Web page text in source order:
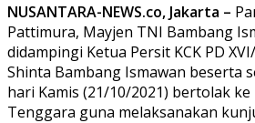
NUSANTARA-NEWS.co, Jakarta –
Pattimura, Mayjen TNI Bambang
didampingi Ketua Persit KCK PD
Shinta Bambang Ismawan beserta
hari Kamis (21/10/2021) bertolak
Tenggara guna melaksanakan